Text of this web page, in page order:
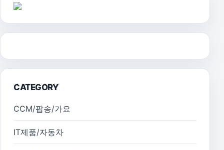
CATEGORY
CCM/팝송/가요
IT제품/자동차